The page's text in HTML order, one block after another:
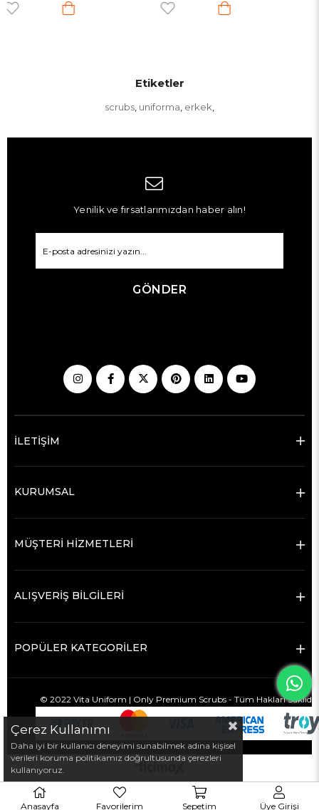
Etiketler
scrubs, uniforma, erkek,
Yenilik ve fırsatlarımızdan haber alın!
GÖNDER
İLETİŞİM
KURUMSAL
MÜŞTERİ HİZMETLERİ
ALIŞVERİŞ BİLGİLERİ
POPÜLER KATEGORİLER
© 2022 Vita Uniform | Only Premium Scrubs- Tüm Hakları
Çerez Kullanımı
Daha iyi bir kullanıcı deneyimi sunabilmek adına kişisel
verileri koruma politikamız doğrultusunda çerezleri
kullanıyoruz.
Anasayfa Favorilerim Sepetim Üye Girişi